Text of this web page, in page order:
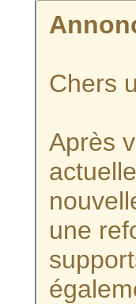
Chers
Après
une